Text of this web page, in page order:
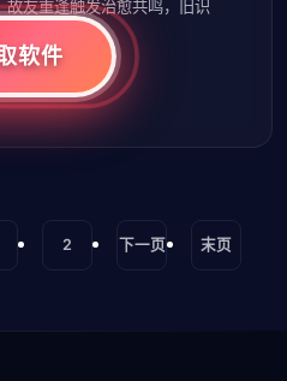
友重逢触发治愈共鸣，旧识
2 下一页 末页
软件